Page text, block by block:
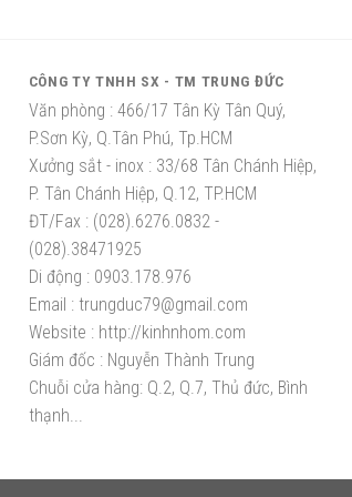
CÔNG TY TNHH SX - TM TRUNG ĐỨC
Văn phòng :466/17 Tân Kỳ Tân Quý,
P.Sơn Kỳ, Q.Tân Phú, Tp.HCM
Xưởng sắt - inox :33/68 Tân Chánh Hiệp,
P. Tân Chánh Hiệp, Q.12, TP.HCM
ĐT/Fax :(028).6276.0832 -
(028).38471925
Di động :0903.178.976
Email :trungduc79@gmail.com
Website :http://kinhnhom.com
Giám đốc :Nguyễn Thành Trung
Chuỗi cửa hàng: Q.2, Q.7, Thủ đức, Bình
thạnh...